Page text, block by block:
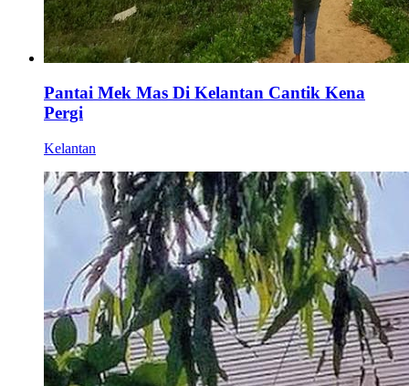
Pantai Mek Mas Di Kelantan Cantik Kena
Pergi
Kelantan